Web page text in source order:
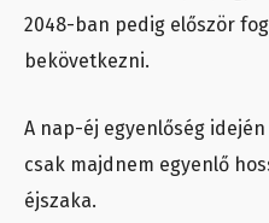
2048-ban pedig először
bekövetkezni.
A nap-éj egyenlőség
csak majdnem egyenlő
éjszaka.